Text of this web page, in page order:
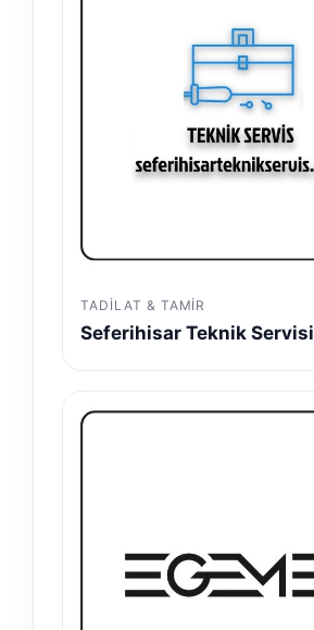
TADILAT & TAMIR
Seferihisar Teknik Servisi